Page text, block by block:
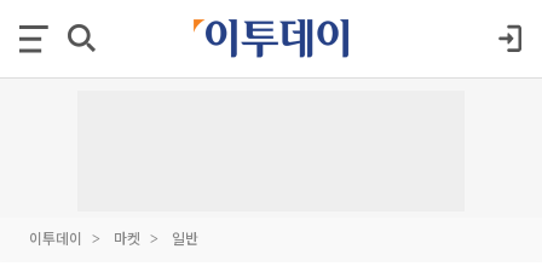
이투데이 마켓 일반